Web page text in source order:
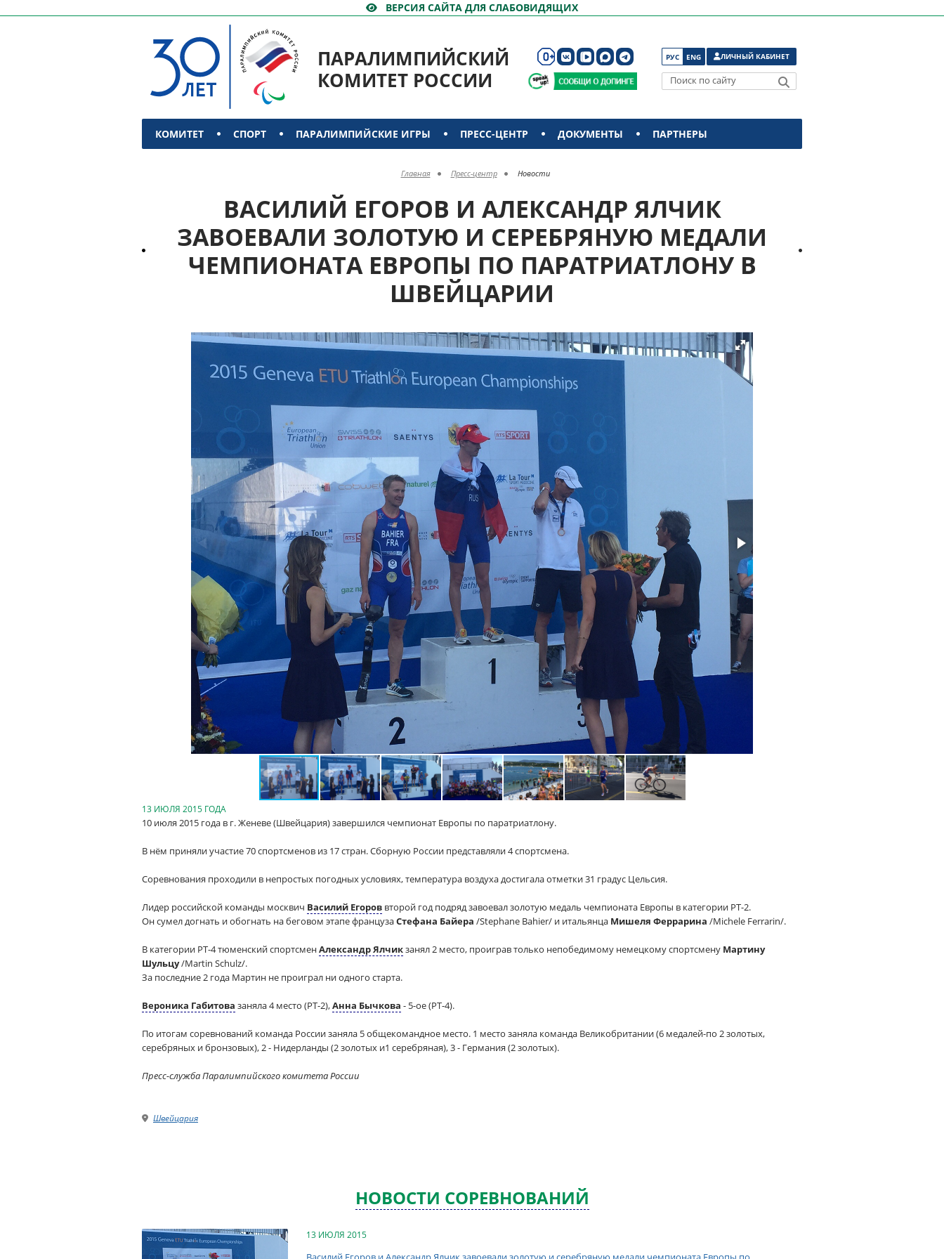
ВЕРСИЯ САЙТА ДЛЯ СЛАБОВИДЯЩИХ
ПАРАЛИМПИЙСКИЙ
КОМИТЕТ РОССИИ
РУС ENG ЛИЧНЫЙ КАБИНЕТ
Поиск по сайту
КОМИТЕТ СПОРТ ПАРАЛИМПИЙСКИЕ ИГРЫ ПРЕСС-ЦЕНТР ДОКУМЕНТЫ ПАРТНЕРЫ
Главная Пресс-центр Новости
ВАСИЛИЙ ЕГОРОВ И АЛЕКСАНДР ЯЛЧИК
ЗАВОЕВАЛИ ЗОЛОТУЮ И СЕРЕБРЯНУЮ МЕДАЛИ
ЧЕМПИОНАТА ЕВРОПЫ ПО ПАРАТРИАТЛОНУ В
ШВЕЙЦАРИИ
13 ИЮЛЯ 2015 ГОДА
10 июля 2015 года в г. Женеве (Швейцария) завершился чемпионат Европы по паратриатлону.
В нём приняли участие 70 спортсменов из 17 стран. Сборную России представляли 4 спортсмена.
Соревнования проходили в непростых погодных условиях, температура воздуха достигала отметки 31 градус Цельсия.
Лидер российской команды москвич Василий Егоров второй год подряд завоевал золотую медаль чемпионата Европы в категории РТ-2.
Он сумел догнать и обогнать на беговом этапе французаСтефана Байера /Stephane Bahier/ и итальянца Мишеля Феррарина /Michele Ferrarin/.
В категории РТ-4 тюменский спортсменАлександр Ялчикзанял 2 место, проиграв только непобедимому немецкому спортсмену Мартину
Шульцу/Martin Schulz/.
За последние 2 года Мартин не проиграл ни одного старта.
Вероника Габитова заняла 4 место (РТ-2),Анна Бычкова - 5-ое (РТ-4).
По итогам соревнований команда России заняла 5 общекомандное место. 1 место заняла команда Великобритании (6 медалей-по 2 золотых,
серебряных и бронзовых), 2 - Нидерланды (2 золотых и1 серебряная), 3 - Германия (2 золотых).
Пресс-служба Паралимпийского комитета России
Швейцария
НОВОСТИ СОРЕВНОВАНИЙ
13 ИЮЛЯ 2015